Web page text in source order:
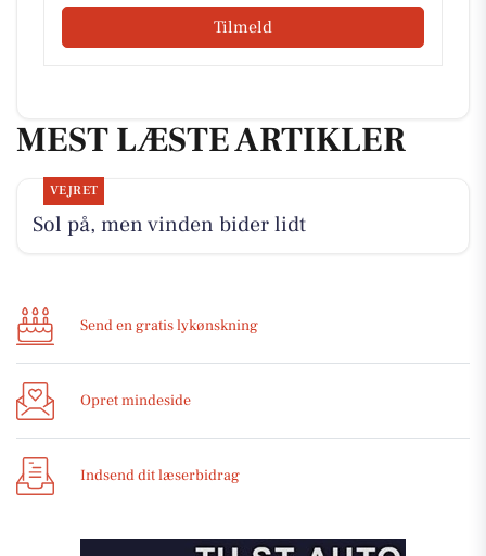
Tilmeld
MEST LÆSTE ARTIKLER
VEJRET
Sol på, men vinden bider lidt
Send en gratis lykønskning
Opret mindeside
Indsend dit læserbidrag